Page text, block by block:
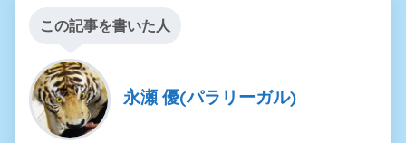
この記事を書いた人
永瀬 優(パラリーガル)